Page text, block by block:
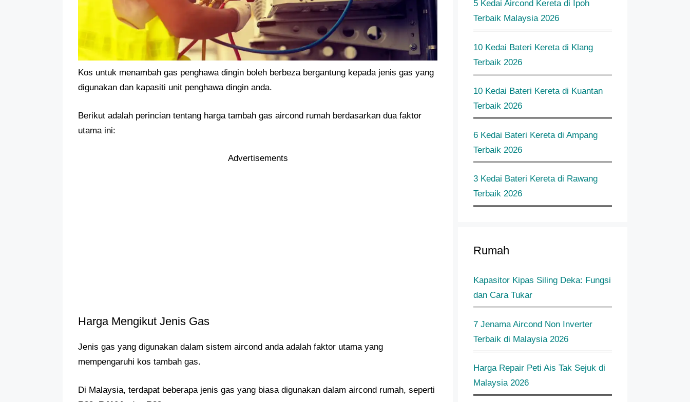
Kos untuk menambah gas penghawa dingin boleh berbeza bergantung kepada jenis gas yang
digunakan dan kapasiti unit penghawa dingin anda.
Berikut adalah perincian tentang harga tambah gas aircond rumah berdasarkan dua faktor
utama ini:
Advertisements
Harga Mengikut Jenis Gas
Jenis gas yang digunakan dalam sistem aircond anda adalah faktor utama yang
mempengaruhi kos tambah gas.
Di Malaysia, terdapat beberapa jenis gas yang biasa digunakan dalam aircond rumah, seperti
5 Kedai Aircond Kereta di Ipoh
Terbaik Malaysia 2026
10 Kedai Bateri Kereta di Klang
Terbaik 2026
10 Kedai Bateri Kereta di Kuantan
Terbaik 2026
6 Kedai Bateri Kereta di Ampang
Terbaik 2026
3 Kedai Bateri Kereta di Rawang
Terbaik 2026
Rumah
Kapasitor Kipas Siling Deka: Fungsi
dan Cara Tukar
7 Jenama Aircond Non Inverter
Terbaik di Malaysia 2026
Harga Repair Peti Ais Tak Sejuk di
Malaysia 2026